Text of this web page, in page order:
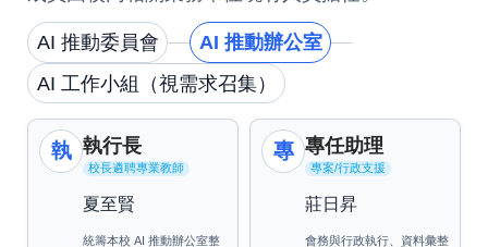
AI 推動委員會
AI 推動辦公室
AI 工作小組（視需求召集）
執 執行長
校長遴聘專業教師
夏至賢
統籌本校 AI 推動辦公室整
專 專任助理
專案/行政支援
莊日昇
會務與行政執行、資料彙整